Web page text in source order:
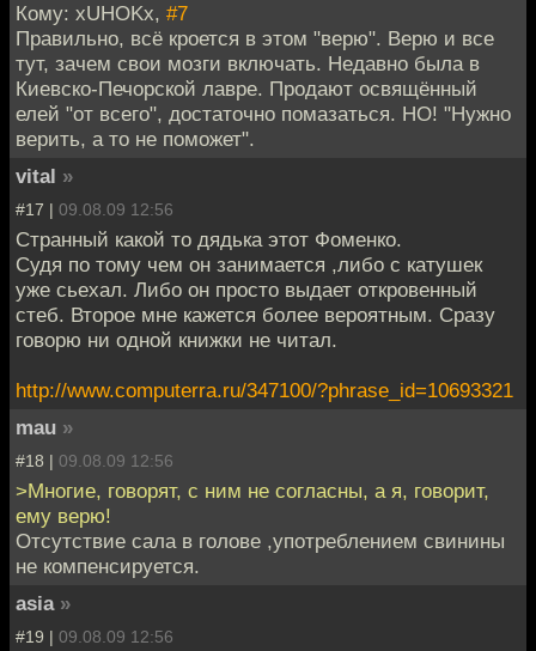
Кому: xUHOKx, #7
Правильно, всё кроется в этом "верю". Верю и все
тут, зачем свои мозги включать. Недавно была в
Киевско-Печорской лавре. Продают освящённый
елей "от всего", достаточно помазаться. НО! "Нужно
верить, а то не поможет".
vital »
#17 | 09.08.09 12:56
Странный какой то дядька этот Фоменко.
Судя по тому чем он занимается ,либо с катушек
уже сьехал. Либо он просто выдает откровенный
стеб. Второе мне кажется более вероятным. Сразу
говорю ни одной книжки не читал.
http://www.computerra.ru/347100/?phrase_id=10693321
mau »
#18 | 09.08.09 12:56
>Многие, говорят, с ним не согласны, а я, говорит,
ему верю!
Отсутствие сала в голове ,употреблением свинины
не компенсируется.
asia »
#19 | 09.08.09 12:56